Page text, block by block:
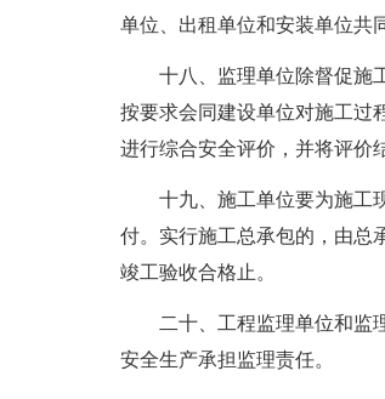
单位、出租单位和安装单位共
十八、监理单位除督促施工
按要求会同建设单位对施工过
进行综合安全评价，并将评价
十九、施工单位要为施工现
付。实行施工总承包的，由总
竣工验收合格止。
二十、工程监理单位和监理
安全生产承担监理责任。